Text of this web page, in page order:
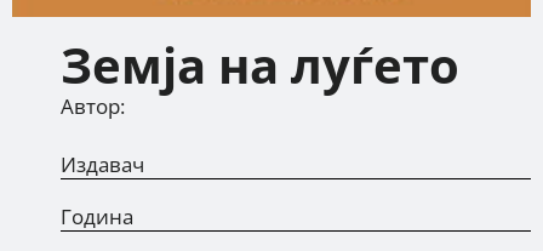
Земја на луѓето
Автор:
Издавач
Година